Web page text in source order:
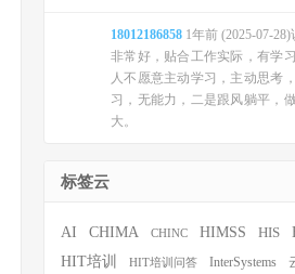
18012186858 1年前 (2025-07-28)
非常好，贴合工作实际，有学
人不愿意主动学习，主动思考
习，无能力，二是跟风躺平，
大。
标签云
AI CHIMA CHINC HIMSS HIS
HIT培训 HIT培训问答 InterSystems